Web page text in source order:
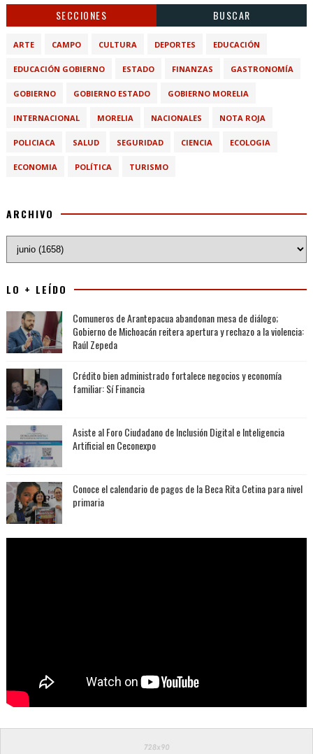
SECCIONES BUSCAR
ARTE CAMPO CULTURA DEPORTES EDUCACIÓN
EDUCACIÓN GOBIERNO ESTADO FINANZAS GASTRONOMÍA
GOBIERNO GOBIERNO ESTADO GOBIERNO MORELIA
INTERNACIONAL MORELIA NACIONALES NOTA ROJA
POLICIACA SALUD SEGURIDAD CIENCIA ECOLOGIA
ECONOMIA POLÍTICA TURISMO
ARCHIVO
LO + LEÍDO
Comuneros de Arantepacua abandonan mesa de diálogo;
Gobierno de Michoacán reitera apertura y rechazo a la violencia:
Raúl Zepeda
Crédito bien administrado fortalece negocios y economía
familiar: Sí Financia
Asiste al Foro Ciudadano de Inclusión Digital e Inteligencia
Artificial en Ceconexpo
Conoce el calendario de pagos de la Beca Rita Cetina para nivel
primaria